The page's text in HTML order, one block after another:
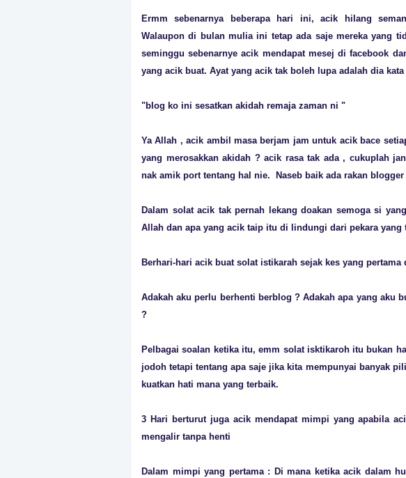
Ermm sebenarnya beberapa hari ini, acik hilang
Walaupon di bulan mulia ini tetap ada saje mereka yang
seminggu sebenarnye acik mendapat mesej di facebook
yang acik buat. Ayat yang acik tak boleh lupa adalah dia kata
"blog ko ini sesatkan akidah remaja zaman ni "
Ya Allah , acik ambil masa berjam jam untuk acik bace
yang merosakkan akidah ? acik rasa tak ada , cukuplah
nak amik port tentang hal nie. Naseb baik ada rakan
Dalam solat acik tak pernah lekang doakan semoga si
Allah dan apa yang acik taip itu di lindungi dari pekara yang
Berhari-hari acik buat solat istikarah sejak kes yang
Adakah aku perlu berhenti berblog ? Adakah apa yang aku
?
Pelbagai soalan ketika itu, emm solat isktikaroh itu bukan
jodoh tetapi tentang apa saje jika kita mempunyai banyak
kuatkan hati mana yang terbaik.
3 Hari berturut juga acik mendapat mimpi yang apabila
mengalir tanpa henti
Dalam mimpi yang pertama : Di mana ketika acik dalam